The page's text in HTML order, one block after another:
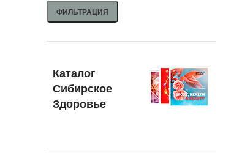
ФИЛЬТРАЦИЯ
Каталог
Сибирское
Здоровье